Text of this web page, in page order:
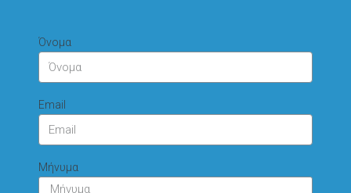
Όνομα
Email
Μήνυμα